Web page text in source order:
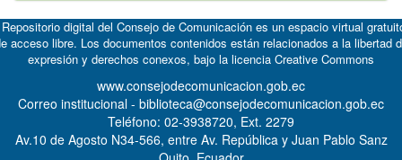
digital del Consejo de Comunicación es un espacio virtual
acceso libre. Los documentos contenidos están relacionados a la libertad
expresión y derechos conexos, bajo la licencia Creative Commons
www.consejodecomunicacion.gob.ec
Correo institucional - biblioteca@consejodecomunicacion.gob.ec
Teléfono: 02-3938720, Ext. 2279
Av.10 de Agosto N34-566, entre Av. República y Juan Pablo Sanz